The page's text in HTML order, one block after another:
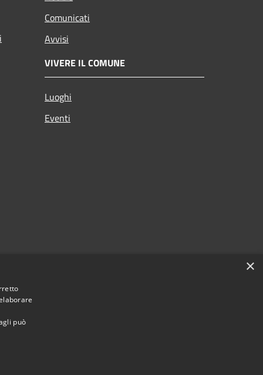
Comunicati
Avvisi
VIVERE IL COMUNE
Luoghi
Eventi
×
può